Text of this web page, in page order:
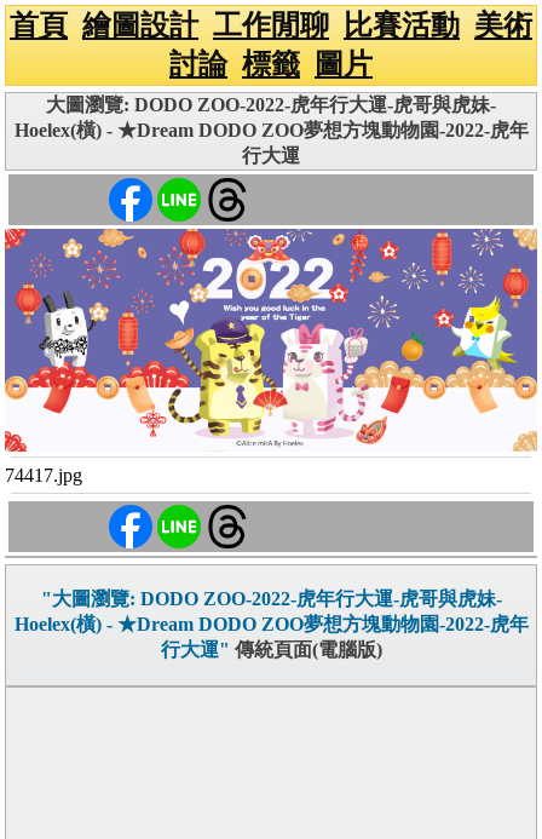
首頁 繪圖設計 工作閒聊 比賽活動 美術
討論 標籤 圖片
大圖瀏覽: DODO ZOO-2022-虎年行大運-虎哥與虎妹-
Hoelex(橫) - ★Dream DODO ZOO夢想方塊動物園-2022-虎年
行大運
74417.jpg
"大圖瀏覽: DODO ZOO-2022-虎年行大運-虎哥與虎妹-
Hoelex(橫) - ★Dream DODO ZOO夢想方塊動物園-2022-虎年
行大運" 傳統頁面(電腦版)